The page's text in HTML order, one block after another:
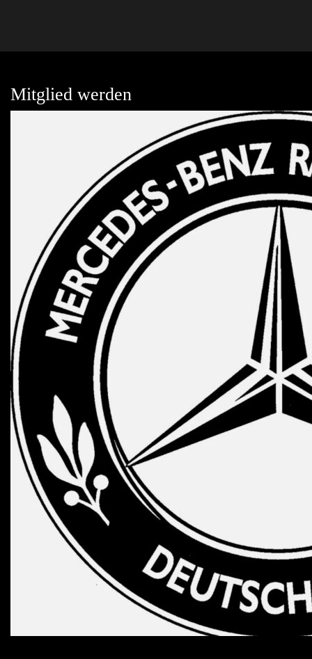
Mitglied werden